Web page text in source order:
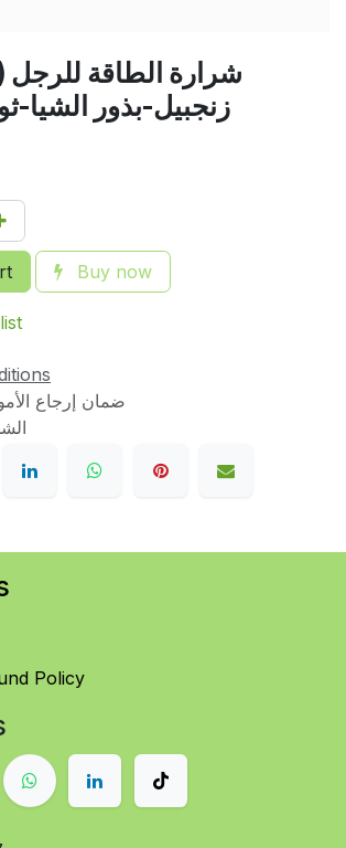
شرارة الطاقة للرجل
زنجبيل-بذور الشيا-ثوم)
Buy now
الشحن:
Policy